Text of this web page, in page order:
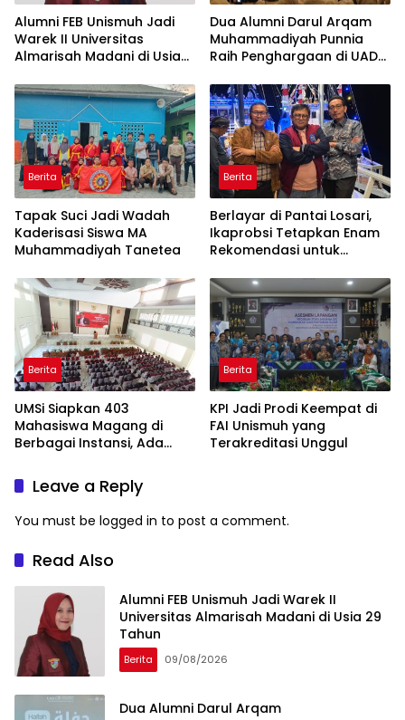
Alumni FEB Unismuh Jadi
Warek II Universitas
Almarisah Madani di Usia
Dua Alumni Darul Arqam
Muhammadiyah Punnia
Raih Penghargaan di UAD
Berita
Tapak Suci Jadi Wadah
Kaderisasi Siswa MA
Muhammadiyah Tanetea
Berita
Berlayar di Pantai Losari,
Ikaprobsi Tetapkan Enam
Rekomendasi untuk
Berita
UMSi Siapkan 403
Mahasiswa Magang di
Berbagai Instansi, Ada
Taiwan
Berita
KPI Jadi Prodi Keempat di
FAI Unismuh yang
Terakreditasi Unggul
Leave a Reply
You must be logged in to post a comment.
Read Also
Alumni FEB Unismuh Jadi Warek II
Universitas Almarisah Madani di Usia 29
Tahun
Berita 09/08/2026
Dua Alumni Darul Arqam